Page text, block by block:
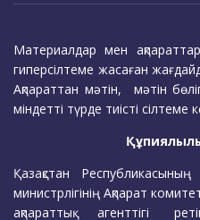
Материалдар мен
гиперсілтеме жасаған
Ақпараттан мәтін, мәтін
міндетті түрде тиісті сілтеме
Қазақстан
министрлігінің Ақпарат
ақпараттық агенттігі